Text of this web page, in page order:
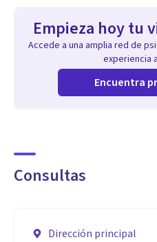
Empieza hoy tu
Accede a una amplia red de
experiencia
Encuentra
Consultas
Dirección principal